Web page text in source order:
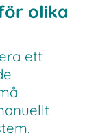
olika
ett